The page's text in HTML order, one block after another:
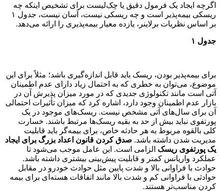
اگرچه ایجاد یک فرمول دقیق یا چک‌لیست برای تشخیص اینکه چه
ریسکی بیمه‌پذیر است و چه ریسکی نیست، آسان نیست، جدول ۱
بر اساس نظریات برلاینر، یازده معیار بیمه‌پذیری را ارائه می‌دهد.
جدول ۱
برای بیمه‌پذیر بودن، ریسک باید قابل اندازه‌گیری باشد؛ مثلاً برای این
موضوع، می‌توان به خطری که به احتمال زیاد دارای عدم اطمینان
آتی است مانند تکنولوژی جدیدی که در مورد میزان پذیرش آن در
بازار عدم اطمینان وجود دارد، اشاره کرد که میزان تأثیرات احتمالی
آن برای سال‌های آتی مشخص نیست. ریسک‌های موجود در یک
پورتفوی نباید بیش از حد به بقیه ریسک‌ها مرتبط باشند. خسارت
کلی بالقوه مربوط به هر حادثه خاص، برای بیمه‌گر باید قابلیت
مدیریت شدن داشته باشد. صدق کردن قانون اعداد بزرگ برای ایجاد
یک پورتفوی ریسک الزامی است. این عامل موجب می‌شود تا
عملکرد واریانس کمتر و قابلیت پیش‌بینی بیشتری داشته باشد.
حوادث با فراوانی بالا و شدت پایین مثل حوادث خودرو در مقابل
حوادثی با فراوانی کم و شدت بالا مانند اتفاقات هسته‌ای برای بیمه
کردن مناسب‌تر هستند.